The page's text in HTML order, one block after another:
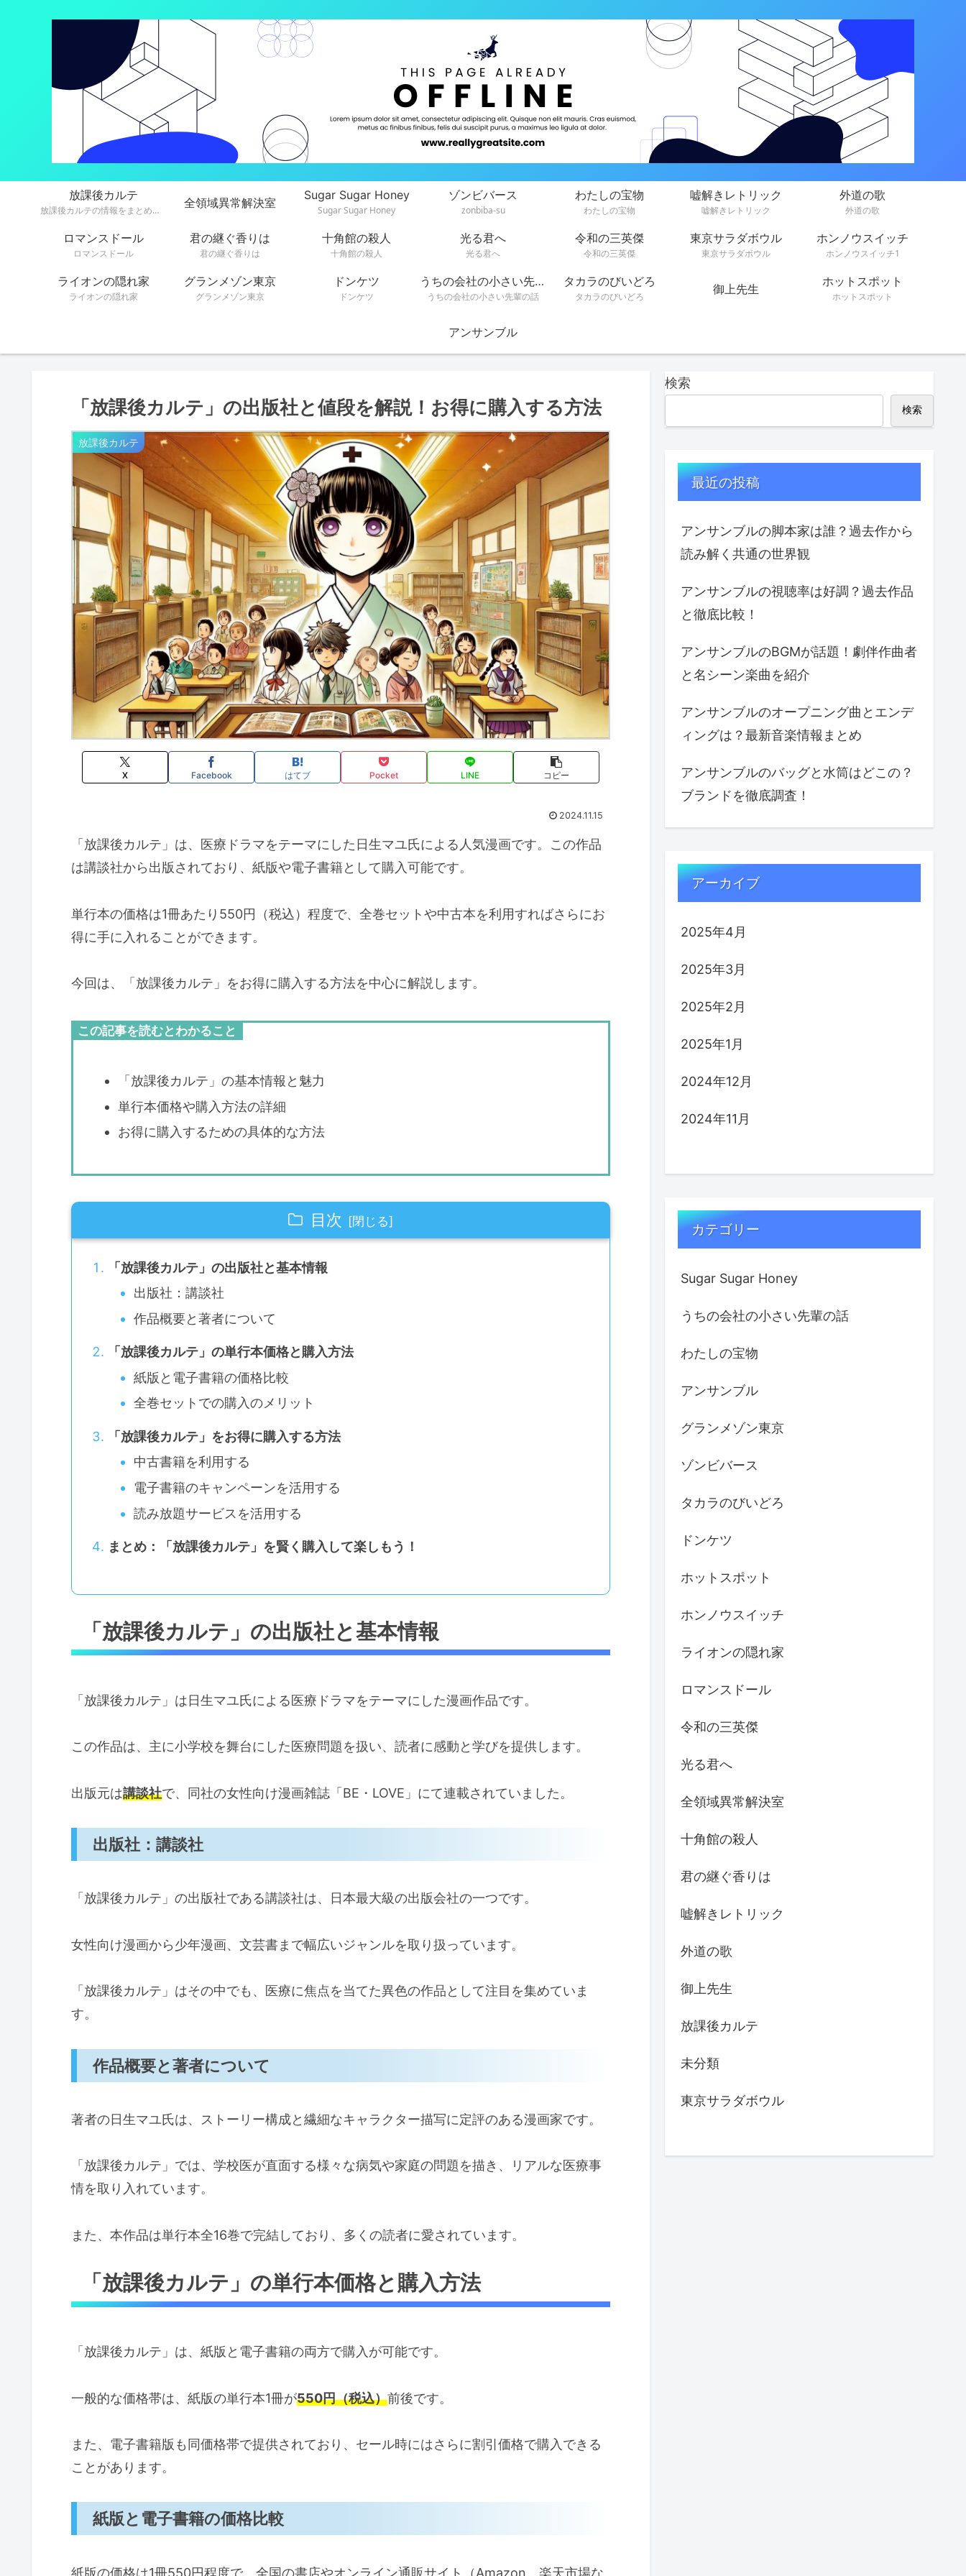
放課後カルテ
放課後カルテの情報をまとめています。
全領域異常解決室
Sugar Sugar Honey
Sugar Sugar Honey
ゾンビバース
zonbiba-su
わたしの宝物
わたしの宝物
嘘解きレトリック
嘘解きレトリック
外道の歌
外道の歌
ロマンスドール
ロマンスドール
君の継ぐ香りは
君の継ぐ香りは
十角館の殺人
十角館の殺人
光る君へ
光る君へ
令和の三英傑
令和の三英傑
東京サラダボウル
東京サラダボウル
ホンノウスイッチ
ホンノウスイッチ1
ライオンの隠れ家
ライオンの隠れ家
グランメゾン東京
グランメゾン東京
ドンケツ
ドンケツ
うちの会社の小さい先輩の話
うちの会社の小さい先輩の話
タカラのびいどろ
タカラのびいどろ
御上先生
ホットスポット
ホットスポット
アンサンブル
「放課後カルテ」の出版社と値段を解説！お得に購入する方法
放課後カルテ
X Facebook はてブ Pocket LINE コピー
2024.11.15
「放課後カルテ」は、医療ドラマをテーマにした日生マユ氏による人気漫画です。この作品
は講談社から出版されており、紙版や電子書籍として購入可能です。
単行本の価格は1冊あたり550円（税込）程度で、全巻セットや中古本を利用すればさらにお
得に手に入れることができます。
今回は、「放課後カルテ」をお得に購入する方法を中心に解説します。
この記事を読むとわかること
「放課後カルテ」の基本情報と魅力
単行本価格や購入方法の詳細
お得に購入するための具体的な方法
目次
「放課後カルテ」の出版社と基本情報
出版社：講談社
作品概要と著者について
「放課後カルテ」の単行本価格と購入方法
紙版と電子書籍の価格比較
全巻セットでの購入のメリット
「放課後カルテ」をお得に購入する方法
中古書籍を利用する
電子書籍のキャンペーンを活用する
読み放題サービスを活用する
まとめ：「放課後カルテ」を賢く購入して楽しもう！
「放課後カルテ」の出版社と基本情報
「放課後カルテ」は日生マユ氏による医療ドラマをテーマにした漫画作品です。
この作品は、主に小学校を舞台にした医療問題を扱い、読者に感動と学びを提供します。
出版元は講談社で、同社の女性向け漫画雑誌「BE・LOVE」にて連載されていました。
出版社：講談社
「放課後カルテ」の出版社である講談社は、日本最大級の出版会社の一つです。
女性向け漫画から少年漫画、文芸書まで幅広いジャンルを取り扱っています。
「放課後カルテ」はその中でも、医療に焦点を当てた異色の作品として注目を集めていま
す。
作品概要と著者について
著者の日生マユ氏は、ストーリー構成と繊細なキャラクター描写に定評のある漫画家です。
「放課後カルテ」では、学校医が直面する様々な病気や家庭の問題を描き、リアルな医療事
情を取り入れています。
また、本作品は単行本全16巻で完結しており、多くの読者に愛されています。
「放課後カルテ」の単行本価格と購入方法
「放課後カルテ」は、紙版と電子書籍の両方で購入が可能です。
一般的な価格帯は、紙版の単行本1冊が550円（税込）前後です。
また、電子書籍版も同価格帯で提供されており、セール時にはさらに割引価格で購入できる
ことがあります。
紙版と電子書籍の価格比較
紙版の価格は1冊550円程度で、全国の書店やオンライン通販サイト（Amazon、楽天市場な
検索
検索
最近の投稿
アンサンブルの脚本家は誰？過去作から
読み解く共通の世界観
アンサンブルの視聴率は好調？過去作品
と徹底比較！
アンサンブルのBGMが話題！劇伴作曲者
と名シーン楽曲を紹介
アンサンブルのオープニング曲とエンデ
ィングは？最新音楽情報まとめ
アンサンブルのバッグと水筒はどこの？
ブランドを徹底調査！
アーカイブ
2025年4月
2025年3月
2025年2月
2025年1月
2024年12月
2024年11月
カテゴリー
Sugar Sugar Honey
うちの会社の小さい先輩の話
わたしの宝物
アンサンブル
グランメゾン東京
ゾンビバース
タカラのびいどろ
ドンケツ
ホットスポット
ホンノウスイッチ
ライオンの隠れ家
ロマンスドール
令和の三英傑
光る君へ
全領域異常解決室
十角館の殺人
君の継ぐ香りは
嘘解きレトリック
外道の歌
御上先生
放課後カルテ
未分類
東京サラダボウル